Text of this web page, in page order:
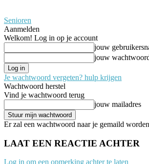
Senioren
Aanmelden
Welkom! Log in op je account
jouw
jouw
Je wachtwoord vergeten? hulp krijgen
Wachtwoord herstel
Vind je wachtwoord terug
jouw mailadres
Er zal een wachtwoord naar je gemaild worden
LAAT EEN REACTIE ACHTER
Log in om een opmerking achter te laten